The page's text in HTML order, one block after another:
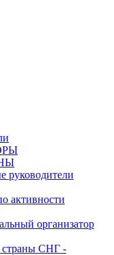
руководители
активности
организатор
страны СНГ -